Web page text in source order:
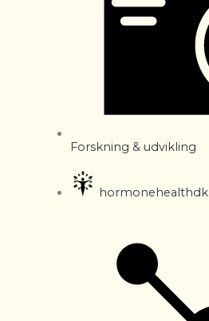
Forskning & udvikling
hormonehealthdk